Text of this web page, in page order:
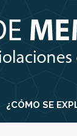
¿CÓMO SE